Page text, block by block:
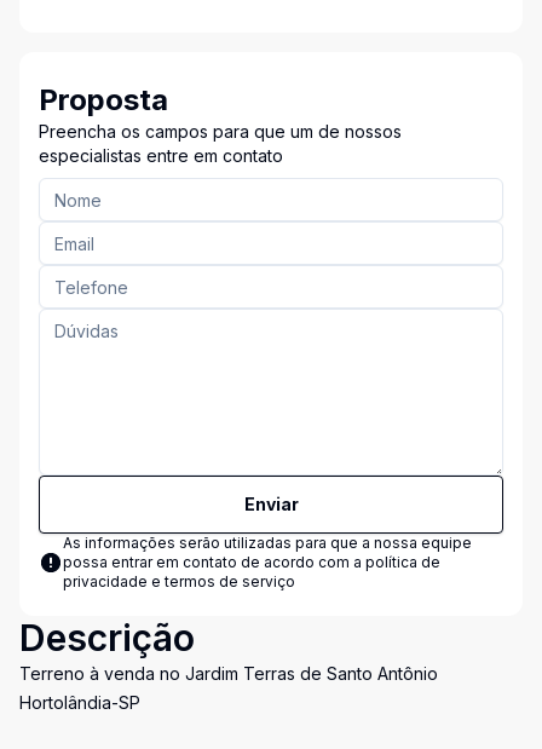
Proposta
Preencha os campos para que um de nossos
especialistas entre em contato
Enviar
As informações serão utilizadas para que a nossa equipe
possa entrar em contato de acordo com a política de
privacidade e termos de serviço
Descrição
Terreno à venda no Jardim Terras de Santo Antônio
Hortolândia-SP